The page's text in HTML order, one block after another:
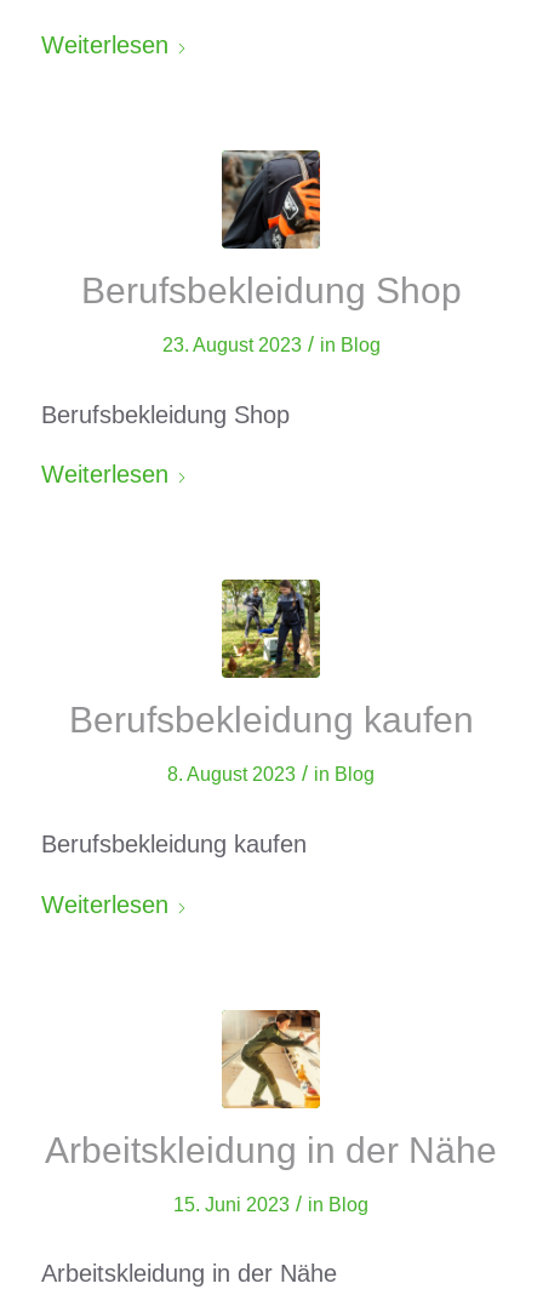
Weiterlesen
Berufsbekleidung Shop
23. August 2023 / in Blog
Berufsbekleidung Shop
Weiterlesen
Berufsbekleidung kaufen
8. August 2023 / in Blog
Berufsbekleidung kaufen
Weiterlesen
Arbeitskleidung in der Nähe
15. Juni 2023 / in Blog
Arbeitskleidung in der Nähe